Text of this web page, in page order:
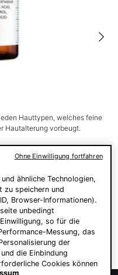
Hauttypen, welches feine
Hautalterung vorbeugt.
ähnliche Technologien,
zu speichern und
Browser-Informationen).
unbedingt
so für die
Messung, das
der
die Einbindung
Cookies können
Ohne Einwilligung fortfahren